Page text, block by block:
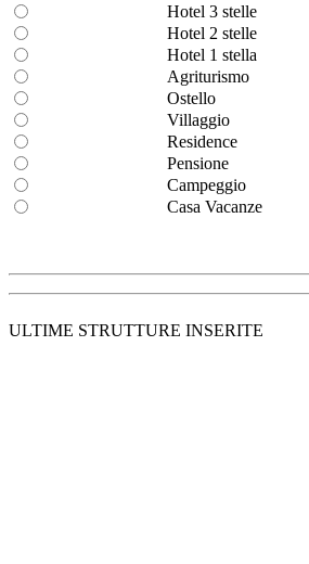
Hotel 3 stelle
Hotel 2 stelle
Hotel 1 stella
Agriturismo
Ostello
Villaggio
Residence
Pensione
Campeggio
Casa Vacanze
ULTIME STRUTTURE INSERITE